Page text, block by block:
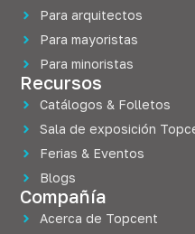
Para arquitectos
Para mayoristas
Para minoristas
Recursos
Catálogos & Folletos
Sala de exposición
Ferias & Eventos
Blogs
Compañía
Acerca de Topcent